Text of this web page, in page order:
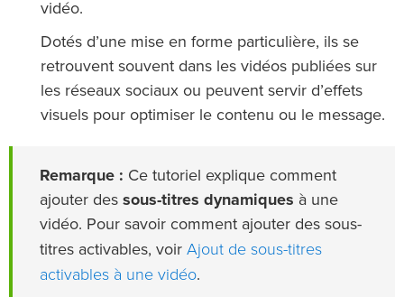
vidéo.
Dotés d’une mise en forme particulière, ils se
retrouvent souvent dans les vidéos publiées sur
les réseaux sociaux ou peuvent servir d’effets
visuels pour optimiser le contenu ou le message.
Remarque : Ce tutoriel explique comment
ajouter des sous-titres dynamiques à une
vidéo. Pour savoir comment ajouter des sous-
titres activables, voir Ajout de sous-titres
activables à une vidéo.